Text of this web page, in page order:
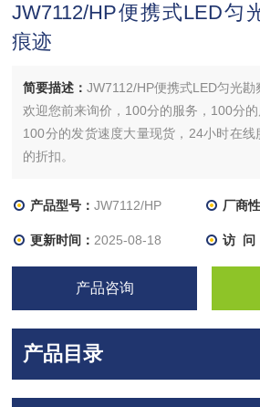
JW7112/HP便携式LED匀
痕迹
简要描述：JW7112/HP便携式LED匀光勘
欢迎您前来询价，100分的服务，100分的
100分的发货速度大量现货，24小时在线
的折扣。
产品型号：JW7112/HP 厂商
更新时间： 2025-08-18 访 问
产品咨询
产品目录